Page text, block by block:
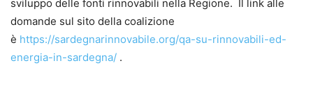
sviluppo delle fonti rinnovabili nella Regione. Il link alle
domande sul sito della coalizione
è https://sardegnarinnovabile.org/qa-su-rinnovabili-ed-
energia-in-sardegna/ .